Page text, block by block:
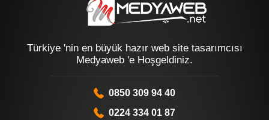
Türkiye 'nin en büyük hazır web site tasarımcısı
Medyaweb 'e Hoşgeldiniz.
0850 309 94 40
0224 334 01 87